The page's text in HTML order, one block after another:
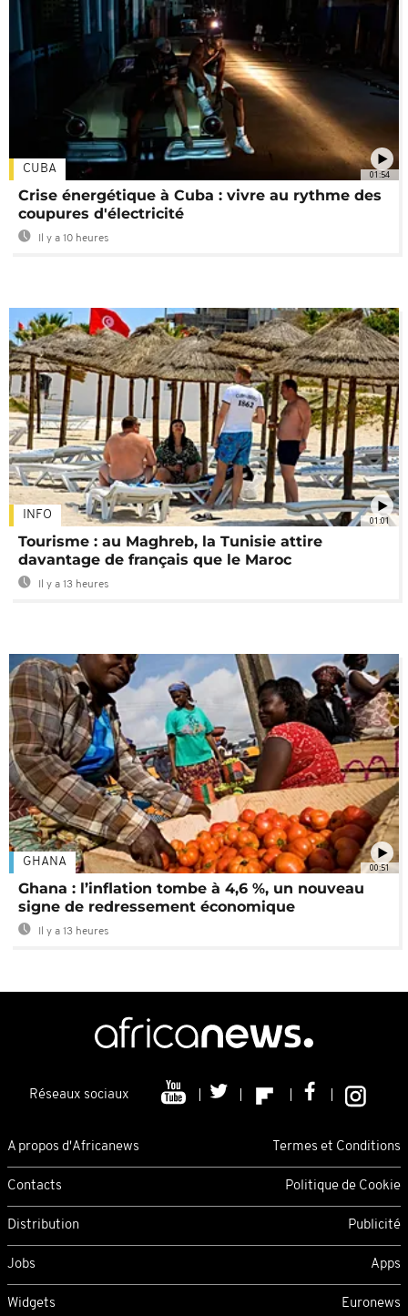
01:54
CUBA
Crise énergétique à Cuba : vivre au rythme des
coupures d'électricité
Il y a 10 heures
01:01
INFO
Tourisme : au Maghreb, la Tunisie attire
davantage de français que le Maroc
Il y a 13 heures
00:51
GHANA
Ghana : l’inflation tombe à 4,6 %, un nouveau
signe de redressement économique
Il y a 13 heures
Réseaux sociaux
A propos d'Africanews Termes et Conditions
Contacts Politique de Cookie
Distribution Publicité
Jobs Apps
Widgets Euronews